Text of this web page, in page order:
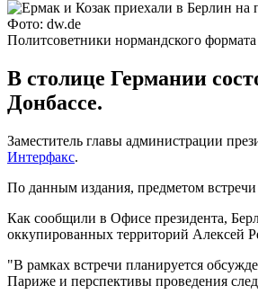
Фото: dw.de
Политсоветники нормандского
В столице Германии
Донбассе.
Заместитель главы администрации
Интерфакс.
По данным издания, предметом
Как сообщили в Офисе президента,
оккупированных территорий Алексей
"В рамках встречи планируется
Париже и перспективы проведения